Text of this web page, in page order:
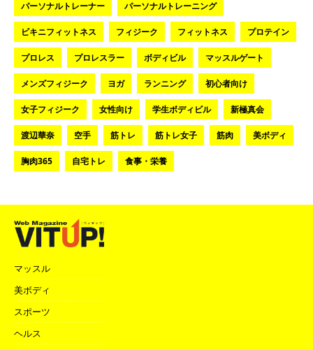
パーソナルトレーナー パーソナルトレーニング
ビキニフィットネス フィジーク フィットネス プロテイン
プロレス プロレスラー ボディビル マッスルゲート
メンズフィジーク ヨガ ランニング 初心者向け
女子フィジーク 女性向け 学生ボディビル 新極真会
渡辺華奈 空手 筋トレ 筋トレ女子 筋肉 美ボディ
胸肉365 自宅トレ 食事・栄養
マッスル
美ボディ
スポーツ
ヘルス